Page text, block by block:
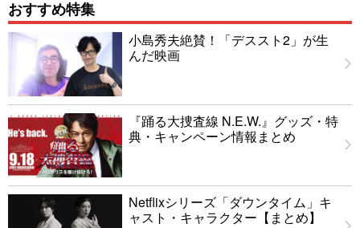
おすすめ特集
小島秀夫絶賛！「デススト2」が生
んだ映画
『踊る大捜査線 N.E.W.』グッズ・特
典・キャンペーン情報まとめ
Netflixシリーズ「ダウンタイム」キ
ャスト・キャラクター【まとめ】